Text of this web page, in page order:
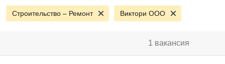
Строительство – Ремонт Виктори ООО
1 вакансия